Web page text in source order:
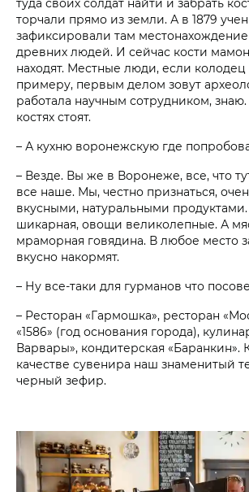
туда своих солдат найти и забрать
торчали прямо из земли. А в 1879
зафиксировали там местонахождение
древних людей. И сейчас кости
находят. Местные люди, если колодец
примеру, первым делом зовут
работала научным сотрудником,
костях стоят.
– А кухню воронежскую где
– Везде. Вы же в Воронеже, все, что
все наше. Мы, честно признаться,
вкусными, натуральными
шикарная, овощи великолепные. А
мраморная говядина. В любое место
вкусно накормят.
– Ну все-таки для гурманов что
– Ресторан «Гармошка», ресторан
«1586» (год основания города),
Варвары», кондитерская «Баранкин».
качестве сувенира наш знаменитый
черный зефир.